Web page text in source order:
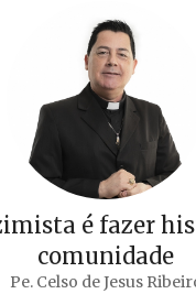
é fazer
comunidade
Pe. Celso de Jesus